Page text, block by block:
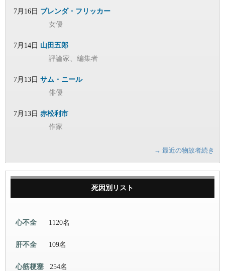
7月16日 ブレンダ・フリッカー
女優
7月14日 山田五郎
評論家、編集者
7月13日 サム・ニール
俳優
7月13日 赤松利市
作家
→ 最近の物故者続き
死因別リスト
心不全 1120名
肝不全 109名
心筋梗塞 254名